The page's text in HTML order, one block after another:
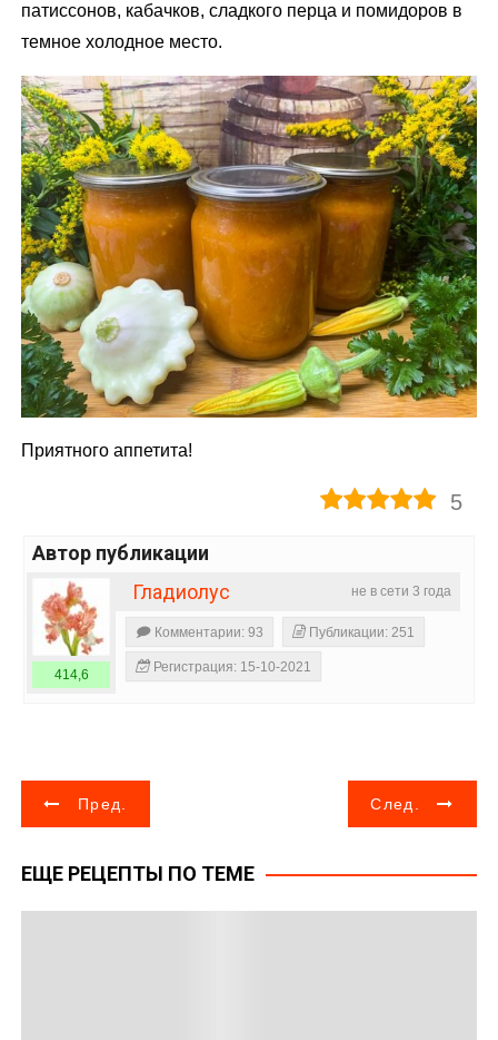
патиссонов, кабачков, сладкого перца и помидоров в
темное холодное место.
Приятного аппетита!
5
Автор публикации
не в сети 3 года
Гладиолус
414,6
Комментарии: 93 Публикации: 251
Регистрация: 15-10-2021
Н
в
Пред. След.
ЕЩЕ РЕЦЕПТЫ ПО ТЕМЕ